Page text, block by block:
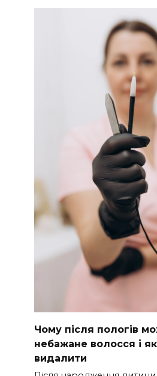
Чому після пологів
небажане волосся і
видалити